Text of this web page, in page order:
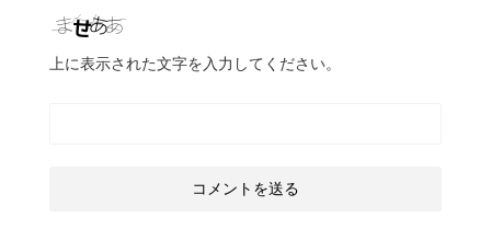
上に表示された文字を入力してください。